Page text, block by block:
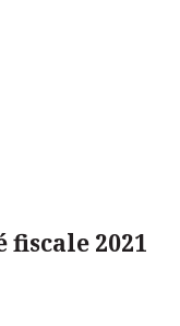
2021